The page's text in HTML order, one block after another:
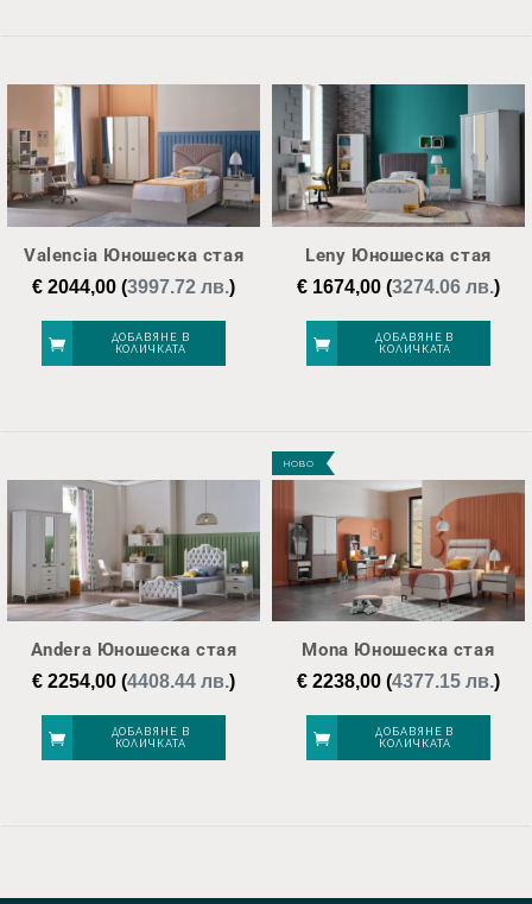
Valencia Юношеска стая
€ 2044,00 (3997.72 лв.)
ДОБАВЯНЕ В
КОЛИЧКАТА
Leny Юношеска стая
€1674,00(3274.06 лв.)
ДОБАВЯНЕ В
КОЛИЧКАТА
Andera Юношеска стая
€ 2254,00 (4408.44 лв.)
ДОБАВЯНЕ В
КОЛИЧКАТА
НОВО
Mona Юношеска стая
€2238,00(4377.15 лв.)
ДОБАВЯНЕ В
КОЛИЧКАТА